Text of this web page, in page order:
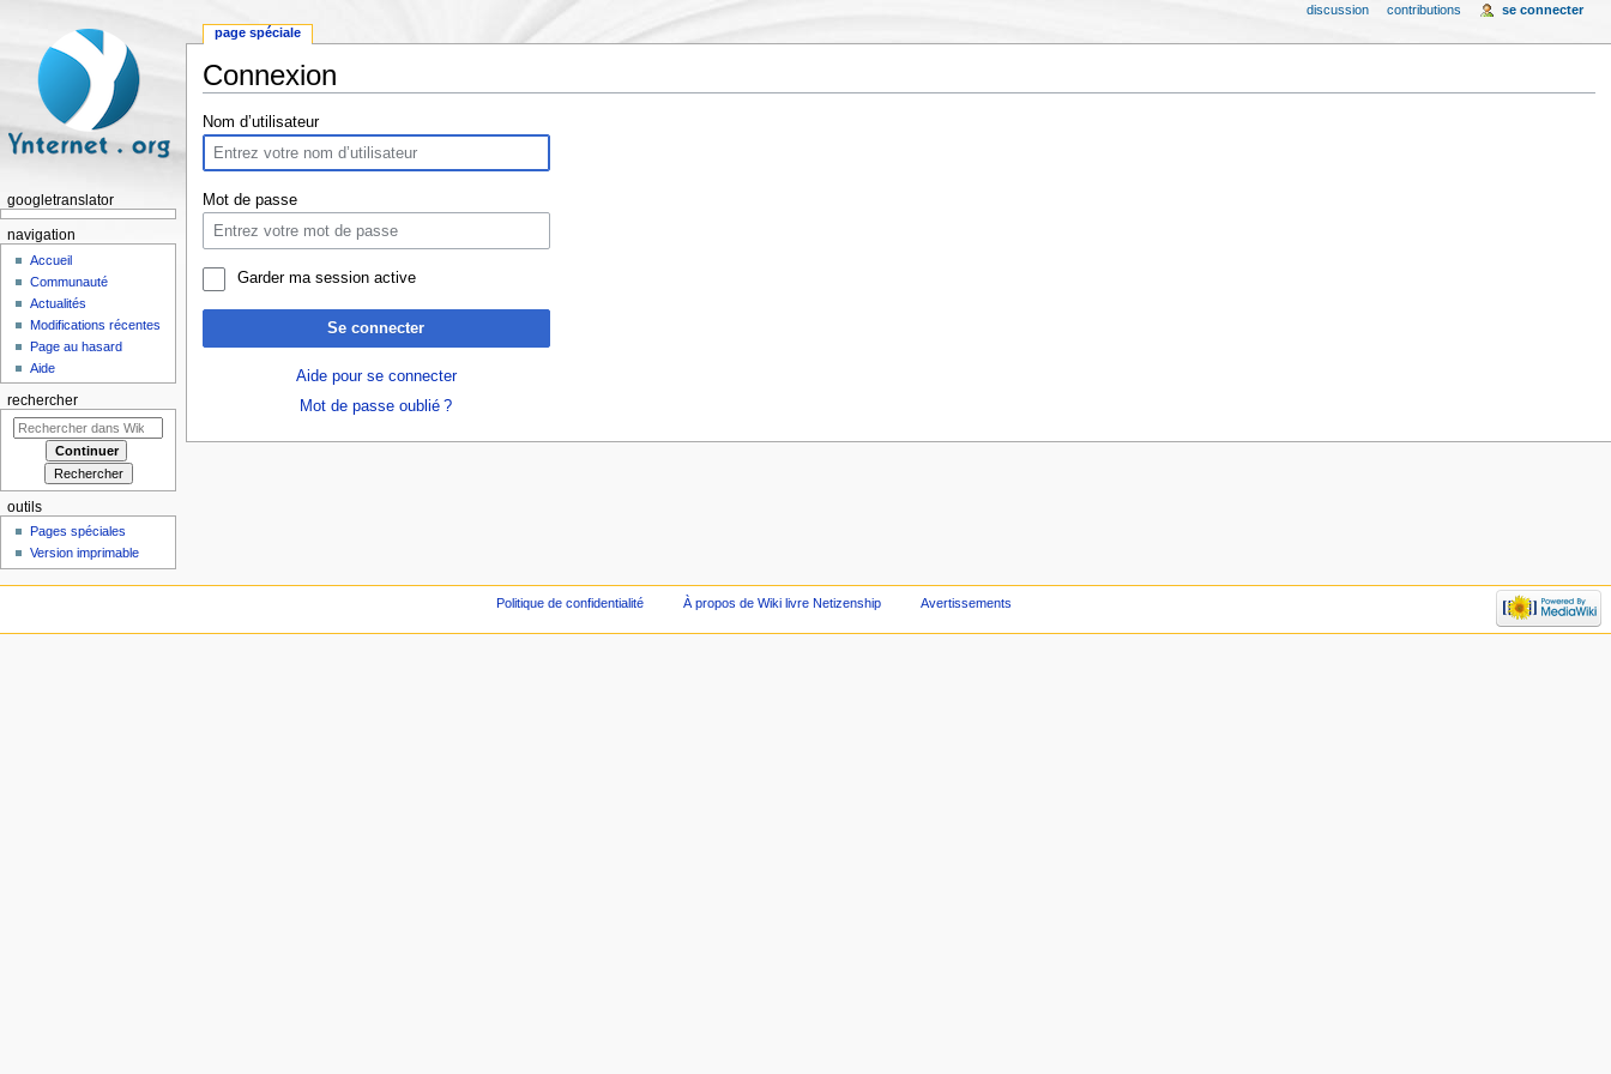
Connexion
Nom d’utilisateur
Mot de passe
Garder ma session active
Se connecter
Aide pour se connecter
Mot de passe oublié ?
page spéciale
discussion contributions se connecter
googletranslator
navigation
Accueil
Communauté
Actualités
Modifications récentes
Page au hasard
Aide
rechercher
outils
Pages spéciales
Version imprimable
Politique de confidentialité À propos de Wiki livre Netizenship Avertissements